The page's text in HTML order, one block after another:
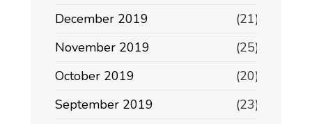
December 2019
(21)
November 2019
(25)
October 2019
(20)
September 2019
(23)